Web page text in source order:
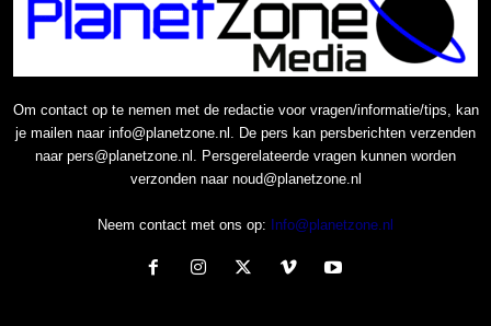
Om contact op te nemen met de redactie voor vragen/informatie/tips, kan
je mailen naar info@planetzone.nl. De pers kan persberichten verzenden
naar pers@planetzone.nl. Persgerelateerde vragen kunnen worden
verzonden naar noud@planetzone.nl
Neem contact met ons op: Info@planetzone.nl